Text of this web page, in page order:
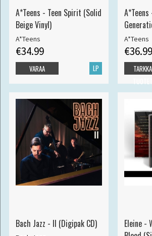
A*Teens - Teen Spirit (Solid
Beige Vinyl)
A*Teens
€34.99
LP
VARAA
A*Teens
A*Teens
€36.99
Bach Jazz - II (Digipak CD)
Eleine -